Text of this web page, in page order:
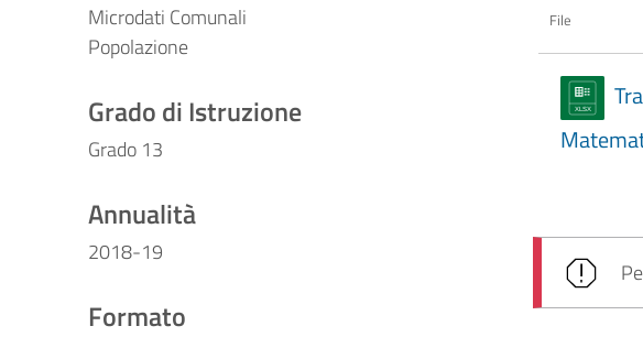
Microdati Comunali
Popolazione
Grado di Istruzione
Grado 13
Annualità
2018-19
Formato
File